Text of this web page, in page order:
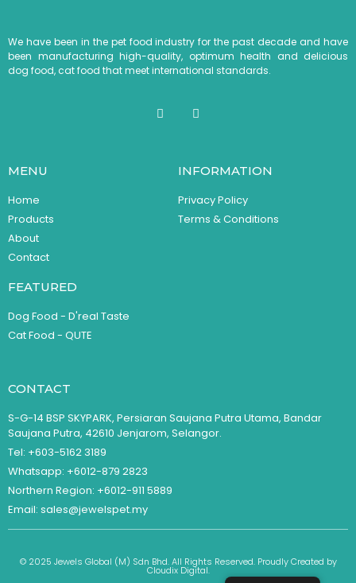
We have been in the pet food industry for the past decade and have
been manufacturing high-quality, optimum health and delicious
dog food, cat food that meet international standards.
MENU
Home
Products
About
Contact
FEATURED
Dog Food - D'real Taste
Cat Food - QUTE
INFORMATION
Privacy Policy
Terms & Conditions
CONTACT
S-G-14 BSP SKYPARK, Persiaran Saujana Putra Utama, Bandar
Saujana Putra, 42610 Jenjarom, Selangor.
Tel: +603-5162 3189
Whatsapp: +6012-879 2823
Northern Region: +6012-911 5889
Email: sales@jewelspet.my
© 2025 Jewels Global (M) Sdn Bhd. All Rights Reserved. Proudly Created by
Cloudix Digital.